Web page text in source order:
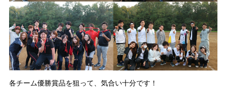
各チーム優勝賞品を狙って、気合い十分です！